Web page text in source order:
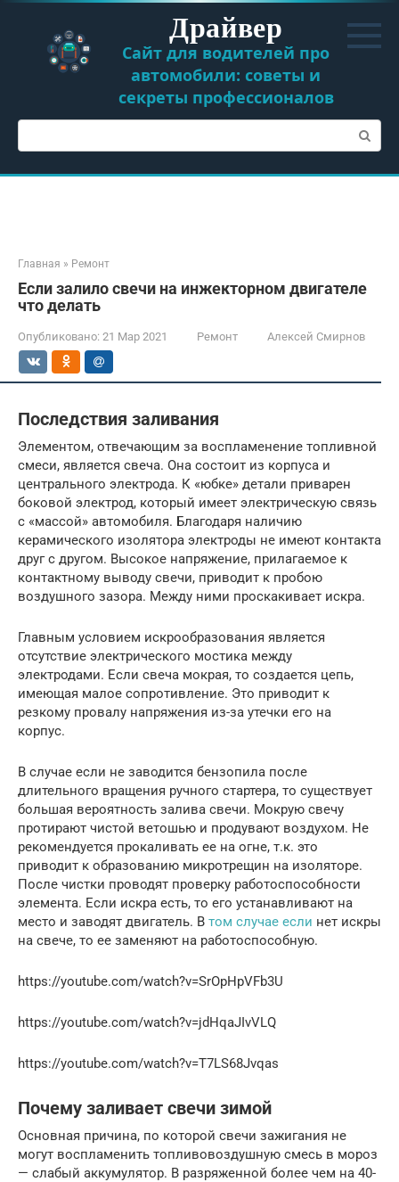
Перейти
контенту
Драйвер
Сайт для водителей про
автомобили: советы и
секреты профессионалов
Поиск:
Главная » Ремонт
Если залило свечи на инжекторном двигателе
что делать
Опубликовано: 21 Мар 2021 Ремонт Алексей Смирнов
Последствия заливания
Элементом, отвечающим за воспламенение топливной
смеси, является свеча. Она состоит из корпуса и
центрального электрода. К «юбке» детали приварен
боковой электрод, который имеет электрическую связь
с «массой» автомобиля. Благодаря наличию
керамического изолятора электроды не имеют контакта
друг с другом. Высокое напряжение, прилагаемое к
контактному выводу свечи, приводит к пробою
воздушного зазора. Между ними проскакивает искра.
Главным условием искрообразования является
отсутствие электрического мостика между
электродами. Если свеча мокрая, то создается цепь,
имеющая малое сопротивление. Это приводит к
резкому провалу напряжения из-за утечки его на
корпус.
В случае если не заводится бензопила после
длительного вращения ручного стартера, то существует
большая вероятность залива свечи. Мокрую свечу
протирают чистой ветошью и продувают воздухом. Не
рекомендуется прокаливать ее на огне, т.к. это
приводит к образованию микротрещин на изоляторе.
После чистки проводят проверку работоспособности
элемента. Если искра есть, то его устанавливают на
место и заводят двигатель. В том случае если нет искры
на свече, то ее заменяют на работоспособную.
https://youtube.com/watch?v=SrOpHpVFb3U
https://youtube.com/watch?v=jdHqaJIvVLQ
https://youtube.com/watch?v=T7LS68Jvqas
Почему заливает свечи зимой
Основная причина, по которой свечи зажигания не
могут воспламенить топливовоздушную смесь в мороз
— слабый аккумулятор. В разряженной более чем на 40-